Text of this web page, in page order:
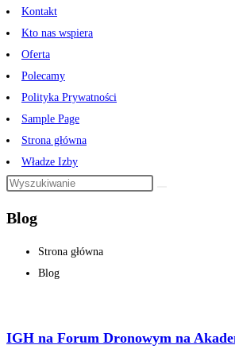
Kontakt
Kto nas wspiera
Oferta
Polecamy
Polityka Prywatności
Sample Page
Strona główna
Władze Izby
Blog
Strona główna
Blog
IGH na Forum Dronowym na